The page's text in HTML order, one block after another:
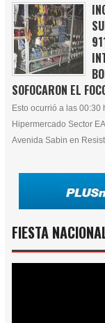
SOFOCARON EL
Esto ocurrió a las
Hipermercado Sector
Avenida Sabin en
FIESTA